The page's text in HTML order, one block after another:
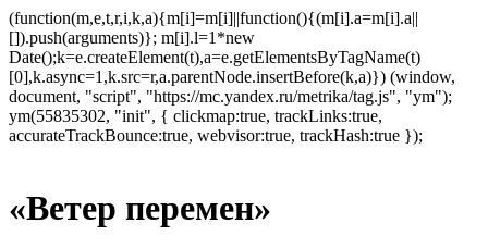
(function(m,e,t,r,i,k,a){m[i]=m[i]||function(){(m[i].a=m[i].a||
[]).push(arguments)}; m[i].l=1*new
Date();k=e.createElement(t),a=e.getElementsByTagName(t)
[0],k.async=1,k.src=r,a.parentNode.insertBefore(k,a)}) (window,
document, "script", "https://mc.yandex.ru/metrika/tag.js", "ym");
ym(55835302, "init", { clickmap:true, trackLinks:true,
accurateTrackBounce:true, webvisor:true, trackHash:true });
«Ветер перемен»